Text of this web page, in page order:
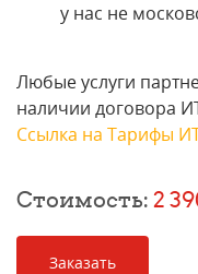
у нас не
Любые услуги
наличии договора
Ссылка на Тарифы
Стоимость: 2
Заказать